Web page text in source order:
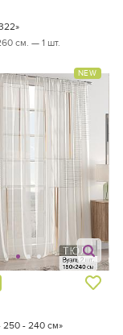
см. — 1 шт.
NEW
250 - 240 см»